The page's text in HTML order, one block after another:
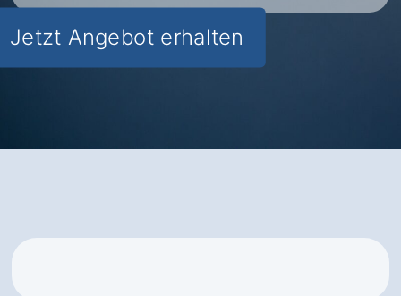
Jetzt Angebot erhalten